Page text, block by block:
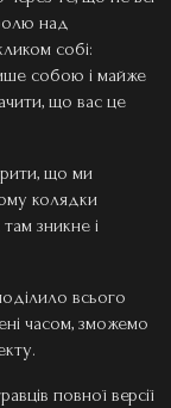
над
собі:
собою і майже
що вас це
що ми
колядки
зникне і
всього
часом, зможемо
повної версії